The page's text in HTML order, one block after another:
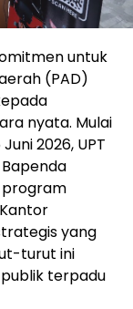
untuk
(PAD)
nyata. Mulai
2026, UPT
program
yang
turut ini
terpadu